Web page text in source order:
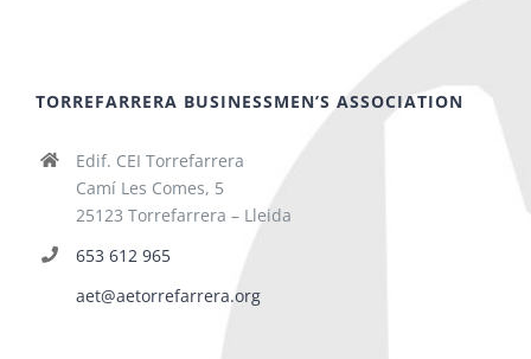
TORREFARRERA BUSINESSMEN’S ASSOCIATION
Edif. CEI Torrefarrera
Camí Les Comes, 5
25123 Torrefarrera – Lleida
653 612 965
aet@aetorrefarrera.org